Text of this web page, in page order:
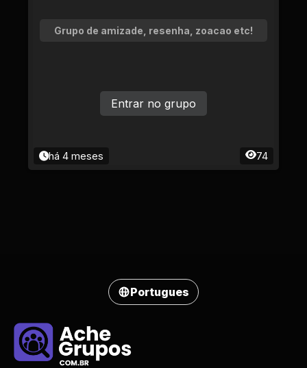
Grupo de amizade, resenha, zoacao etc!
há 4 meses 74
Entrar no grupo
Portugues